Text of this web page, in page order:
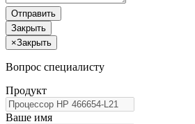
Отправить
Закрыть
×Закрыть
Вопрос специалисту
Продукт
Ваше имя